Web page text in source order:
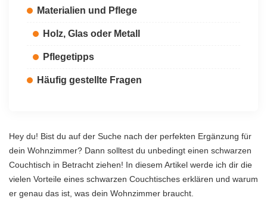
Materialien und Pflege
Holz, Glas oder Metall
Pflegetipps
Häufig gestellte Fragen
Hey du! Bist du auf der Suche nach der perfekten Ergänzung für
dein Wohnzimmer? Dann solltest du unbedingt einen schwarzen
Couchtisch in Betracht ziehen! In diesem Artikel werde ich dir die
vielen Vorteile eines schwarzen Couchtisches erklären und warum
er genau das ist, was dein Wohnzimmer braucht.